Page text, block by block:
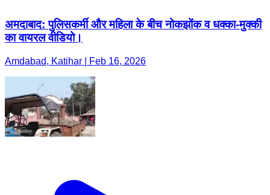
अमदाबाद: पुलिसकर्मी और महिला के बीच नोकझोंक व धक्का-मुक्की
का वायरल वीडियो।
Amdabad, Katihar | Feb 16, 2026